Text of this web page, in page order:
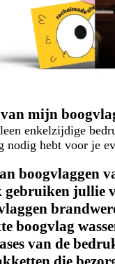
mijn
enkelzijdige
hebt voor je
boogvlaggen
jullie
boogvlag
van de